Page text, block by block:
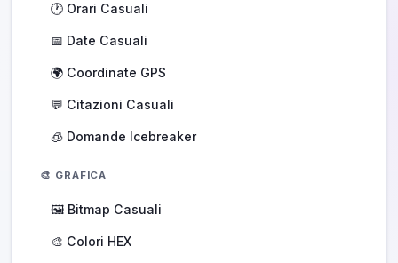
🕐 Orari Casuali
📅 Date Casuali
🌍 Coordinate GPS
💬 Citazioni Casuali
🧊 Domande Icebreaker
🎨 GRAFICA
🖼️ Bitmap Casuali
🎨 Colori HEX